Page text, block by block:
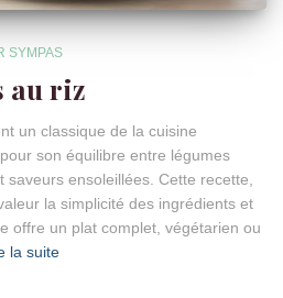
SYMPAS
au riz
un classique de la cuisine
son équilibre entre légumes
ensoleillées. Cette recette,
la simplicité des ingrédients et
offre un plat complet, végétarien ou
la suite